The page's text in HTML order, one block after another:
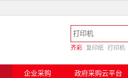
齐彩 复印纸 打印机
企业采购 政府采购云平台